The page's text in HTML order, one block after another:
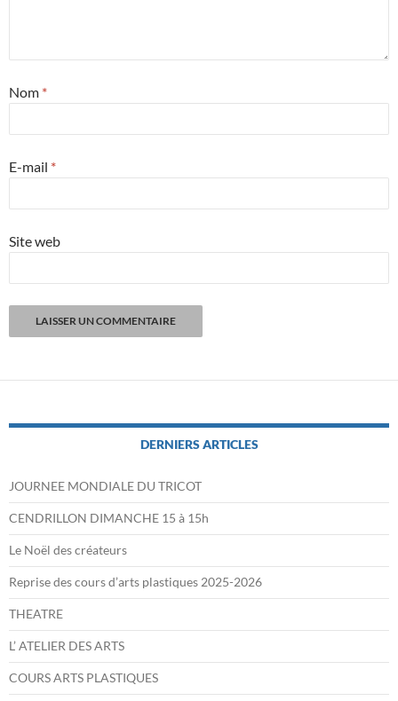
Nom *
E-mail *
Site web
DERNIERS ARTICLES
JOURNEE MONDIALE DU TRICOT
CENDRILLON DIMANCHE 15 à 15h
Le Noël des créateurs
Reprise des cours d’arts plastiques 2025-2026
THEATRE
L’ ATELIER DES ARTS
COURS ARTS PLASTIQUES